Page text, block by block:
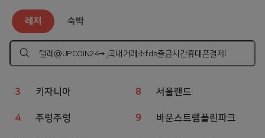
레저 숙박
하
레저 인기 검색어
1 웨이브파크
2 챔피언
3 키자니아
4 주렁주렁
6 볼베어파크
7 상상체험 키즈월드
8 서울랜드
9 바운스트램폴린파크